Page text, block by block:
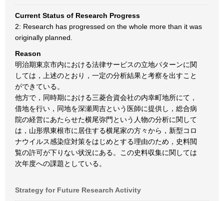
Current Status of Research Progress
2: Research has progressed on the whole more than it was
originally planned.
Reason
明治期東京市内における法律サービスの立地パターンに関
しては，上述のとおり，一定の分析結果と考察を出すこと
ができている。
他方で，同時期における三菱合資会社の内幸町地所にて，
借地を行い，同地を深瀬周吉という医師に提供し，総合病
院の経営にあたらせた横尾弥門という人物の分析に関して
は，山形県東根市に居住する横尾家の方々から，新型コロ
ナウイルス感染症対策をはじめとする理由のため，史料閲
覧の許可が下りない状況にある。この史料収集に関しては
次年度への課題としている。
Strategy for Future Research Activity